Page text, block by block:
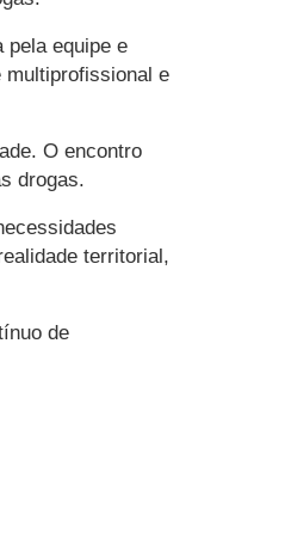
pela equipe e
multiprofissional e
O encontro
drogas.
territorial,
de